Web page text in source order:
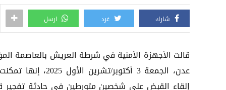
شارك غرد ارسل
قالت الأجهزة الأمنية في شرطة العريش بالعاصمة
عدن، الجمعة 3 أكتوبر/تشرين الأول
إلقاء القبض على شخصين متورطين في حادثة تفجير